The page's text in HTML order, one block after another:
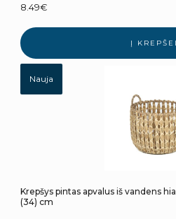
8.49€
Į
Nauja
Krepšys pintas apvalus iš vandens hiacintų BORSO D37xH28
(34) cm